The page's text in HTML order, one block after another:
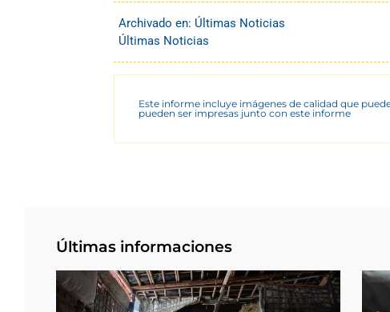
Archivado en: Últimas Noticias
Últimas Noticias
Este informe incluye imágenes de calidad que
pueden ser impresas junto con este informe
Últimas informaciones